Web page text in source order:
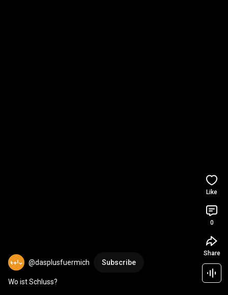
@dasplusfuermich Subscribe
Wo ist Schluss?
Like
0
Share